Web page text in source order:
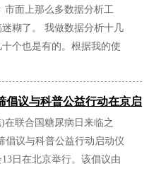
2026/02/12
市面上那么多数据分析工
糊了。 我做数据分析十几
个也是有的。根据我的使
倡议与科普公益行动在京启
在联合国糖尿病日来临之
倡议与科普公益行动启动仪
日在北京举行。该倡议由